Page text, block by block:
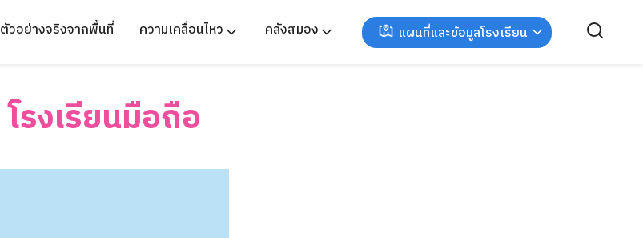
ตัวอย่างจริงจากพื้นที่ ความเคลื่อนไหว คลังสมอง แผนที่และข้อมูลโรงเรียน
โรงเรียนมือถือ